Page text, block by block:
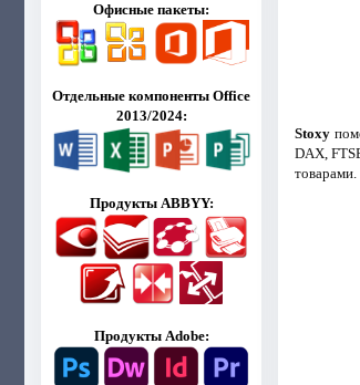
Офисные пакеты:
Отдельные компоненты Office
2013/2024:
Продукты ABBYY:
Продукты Adobe:
Stoxy
DAX,
товарами.